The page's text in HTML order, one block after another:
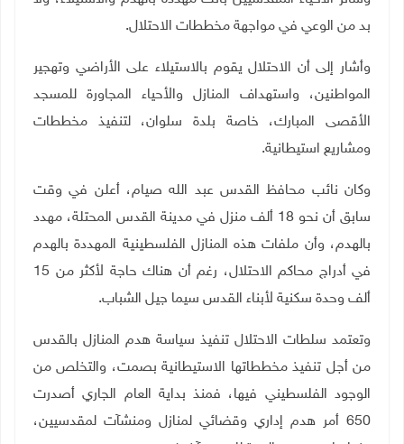
بد من الوعي في مواجهة مخططات الاحتلال.
وأشار إلى أن الاحتلال يقوم بالاستيلاء على الأراضي وتهجير
المواطنين، واستهداف المنازل والأحياء المجاورة للمسجد
الأقصى المبارك، خاصة بلدة سلوان، لتنفيذ مخططات
ومشاريع استيطانية.
وكان نائب محافظ القدس عبد الله صيام، أعلن في وقت
سابق أن نحو 18 ألف منزل في مدينة القدس المحتلة، مهدد
بالهدم، وأن ملفات هذه المنازل الفلسطينية المهددة بالهدم
في أدراج محاكم الاحتلال، رغم أن هناك حاجة لأكثر من 15
ألف وحدة سكنية لأبناء القدس سيما جيل الشباب.
وتعتمد سلطات الاحتلال تنفيذ سياسة هدم المنازل بالقدس
من أجل تنفيذ مخططاتها الاستيطانية بصمت، والتخلص من
الوجود الفلسطيني فيها، فمنذ بداية العام الجاري أصدرت
650 أمر هدم إداري وقضائي لمنازل ومنشآت لمقدسيين،